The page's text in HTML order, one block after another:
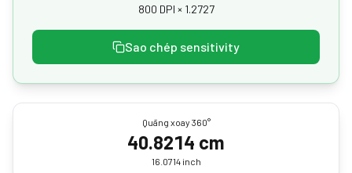
800 DPI × 1.2727
Sao chép sensitivity
Quãng xoay 360°
40.8214 cm
16.0714 inch